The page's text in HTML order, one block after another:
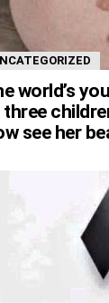
world’s
see her